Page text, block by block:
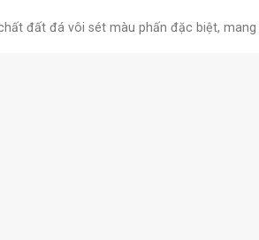
đất đá vôi sét màu phấn đặc biệt,